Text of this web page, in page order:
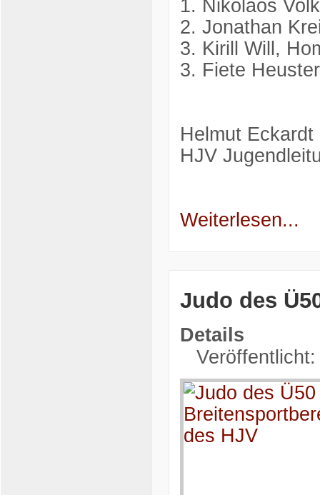
1. Nikolaos
2. Jonathan
3. Kirill Will,
3. Fiete
Helmut Eckardt
HJV
Weiterlesen...
Judo des
Details